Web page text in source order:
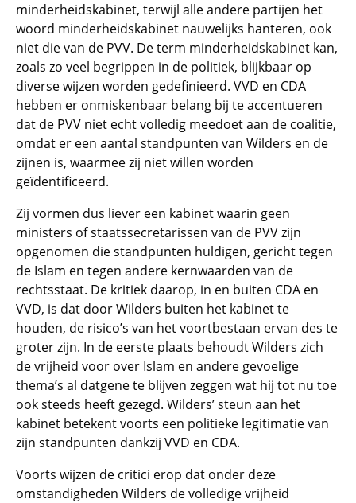
minderheidskabinet, terwijl alle andere partijen het
woord minderheidskabinet nauwelijks hanteren, ook
niet die van de PVV. De term minderheidskabinet kan,
zoals zo veel begrippen in de politiek, blijkbaar op
diverse wijzen worden gedefinieerd. VVD en CDA
hebben er onmiskenbaar belang bij te accentueren
dat de PVV niet echt volledig meedoet aan de coalitie,
omdat er een aantal standpunten van Wilders en de
zijnen is, waarmee zij niet willen worden
geïdentificeerd.
Zij vormen dus liever een kabinet waarin geen
ministers of staatssecretarissen van de PVV zijn
opgenomen die standpunten huldigen, gericht tegen
de Islam en tegen andere kernwaarden van de
rechtsstaat. De kritiek daarop, in en buiten CDA en
VVD, is dat door Wilders buiten het kabinet te
houden, de risico’s van het voortbestaan ervan des te
groter zijn. In de eerste plaats behoudt Wilders zich
de vrijheid voor over Islam en andere gevoelige
thema’s al datgene te blijven zeggen wat hij tot nu toe
ook steeds heeft gezegd. Wilders’ steun aan het
kabinet betekent voorts een politieke legitimatie van
zijn standpunten dankzij VVD en CDA.
Voorts wijzen de critici erop dat onder deze
omstandigheden Wilders de volledige vrijheid